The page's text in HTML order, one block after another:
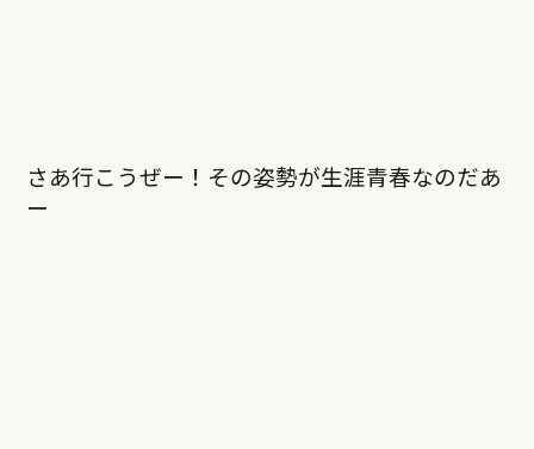
さあ行こうぜー！その姿勢が生涯青春なのだあ
ー